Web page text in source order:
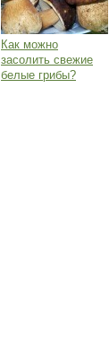
Как можно
засолить свежие
белые грибы?